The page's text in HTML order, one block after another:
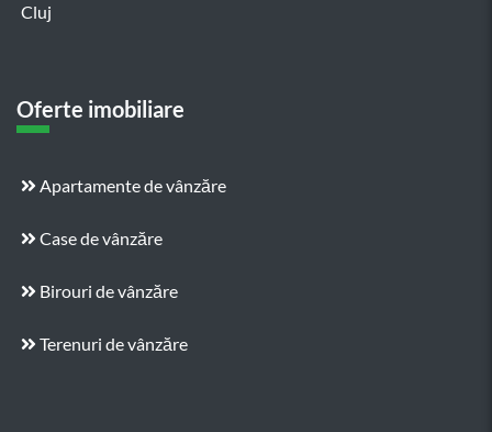
Cluj
Oferte imobiliare
Apartamente de vânzăre
Case de vânzăre
Birouri de vânzăre
Terenuri de vânzăre